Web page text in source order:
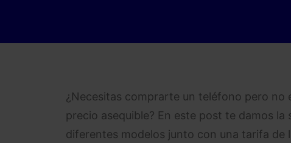
¿Necesitas comprarte un teléfono pero no
precio asequible? En este post te damos
diferentes modelos junto con una tarifa de